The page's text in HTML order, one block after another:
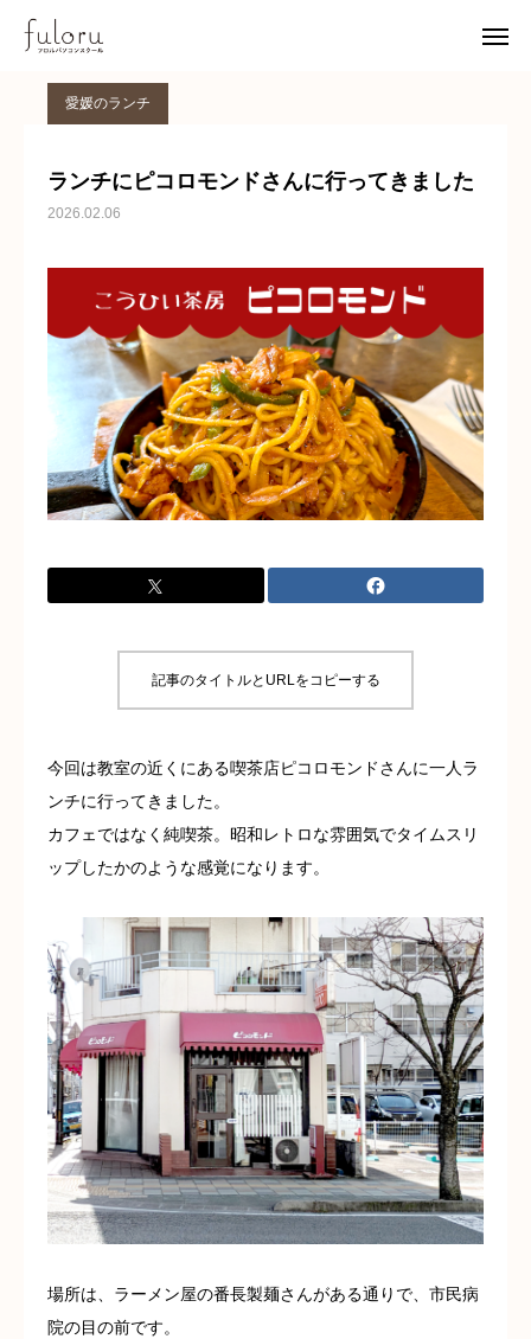
STAFF BLOG
愛媛のランチ
ランチにピコロモンドさんに行ってきました
2026.02.06
記事のタイトルとURLをコピーする
今回は教室の近くにある喫茶店ピコロモンドさんに一人ラ
ンチに行ってきました。
カフェではなく純喫茶。昭和レトロな雰囲気でタイムスリ
ップしたかのような感覚になります。
場所は、ラーメン屋の番長製麺さんがある通りで、市民病
院の目の前です。
イベント
フロルについて
レッスン
無料体験
お問い合わせ